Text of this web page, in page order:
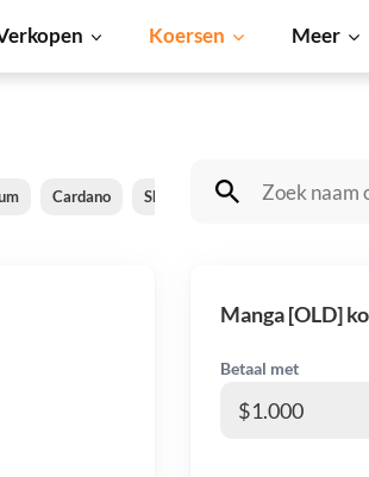
Koersen Meer
Cardano Shiba Inu Dogecoin
Manga [OLD]
Betaal met